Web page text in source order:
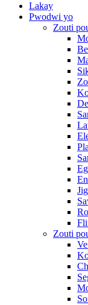
Lakay
Pwodwi yo
Zouti
Zouti